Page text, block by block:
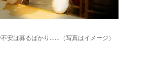
不安は募るばかり……（写真はイメージ）